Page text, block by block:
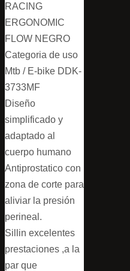
RACING
ERGONOMIC
FLOW NEGRO
Categoria de uso
Mtb / E-bike DDK-
3733MF
Diseño
simplificado y
adaptado al
cuerpo humano
Antiprostatico con
zona de corte para
aliviar la presión
perineal.
Sillin excelentes
prestaciones ,a la
par que